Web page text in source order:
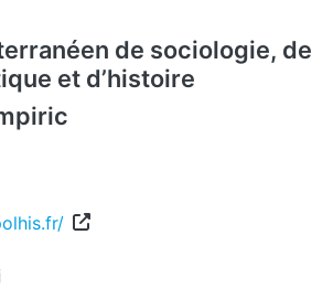
de sociologie, de
et d’histoire